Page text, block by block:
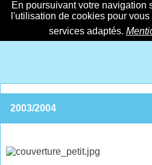
En poursuivant votre navigation
l'utilisation de cookies pour
services adaptés.
2003/2004